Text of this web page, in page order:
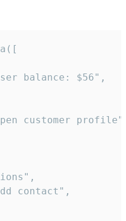
balance: $56",
customer
contact",